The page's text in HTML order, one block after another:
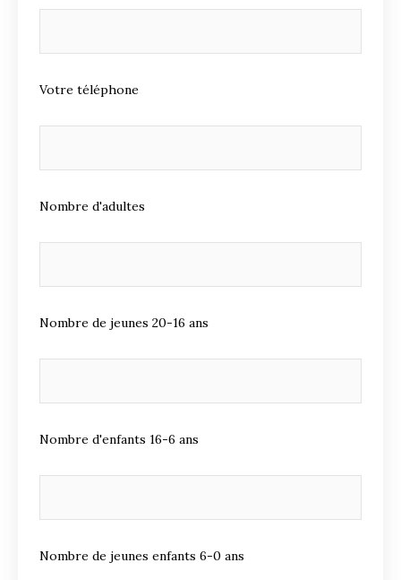
Votre téléphone
Nombre d'adultes
Nombre de jeunes 20-16 ans
Nombre d'enfants 16-6 ans
Nombre de jeunes enfants 6-0 ans